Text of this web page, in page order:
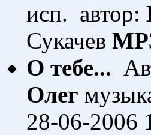
исп. автор:
Сукачев
О тебе...
Олег
28-06-2006